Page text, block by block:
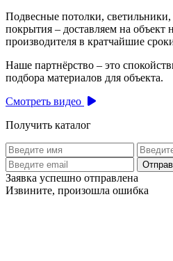
Подвесные потолки,
покрытия – доставляем на объект
производителя в кратчайшие
Наше партнёрство – это
подбора материалов для объекта.
Смотреть видео
Получить каталог
Заявка успешно отправлена
Извините, произошла ошибка